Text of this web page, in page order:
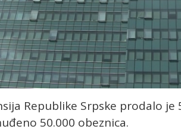
Republike Srpske prodalo je
50.000 obeznica.